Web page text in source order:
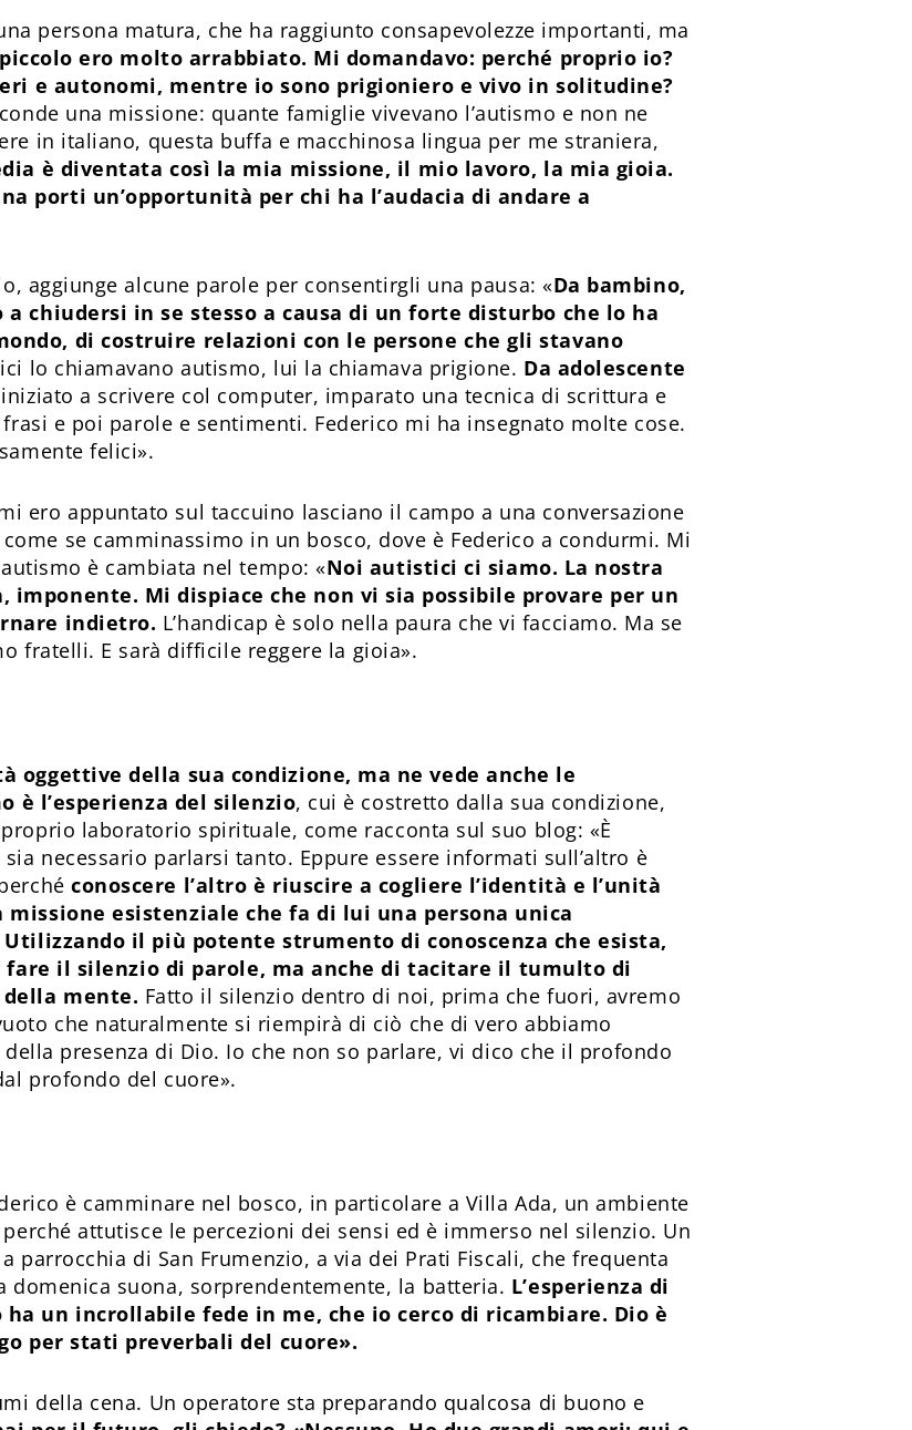
persona matura, che ha raggiunto consapevolezze importanti, ma
ero molto arrabbiato. Mi domandavo: perché proprio io?
e autonomi, mentre io sono prigioniero e vivo in solitudine?
una missione: quante famiglie vivevano l’autismo e non ne
in italiano, questa buffa e macchinosa lingua per me straniera,
è diventata così la mia missione, il mio lavoro, la mia gioia.
porti un’opportunità per chi ha l’audacia di andare a
aggiunge alcune parole per consentirgli una pausa: «Da bambino,
chiudersi in se stesso a causa di un forte disturbo che lo ha
di costruire relazioni con le persone che gli stavano
lo chiamavano autismo, lui la chiamava prigione. Da adolescente
iniziato a scrivere col computer, imparato una tecnica di scrittura e
e poi parole e sentimenti. Federico mi ha insegnato molte cose.
felici».
ero appuntato sul taccuino lasciano il campo a una conversazione
se camminassimo in un bosco, dove è Federico a condurmi. Mi
è cambiata nel tempo: «Noi autistici ci siamo. La nostra
imponente. Mi dispiace che non vi sia possibile provare per un
indietro. L’handicap è solo nella paura che vi facciamo. Ma se
fratelli. E sarà difficile reggere la gioia».
oggettive della sua condizione, ma ne vede anche le
l’esperienza del silenzio, cui è costretto dalla sua condizione,
laboratorio spirituale, come racconta sul suo blog: «È
necessario parlarsi tanto. Eppure essere informati sull’altro è
conoscere l’altro è riuscire a cogliere l’identità e l’unità
esistenziale che fa di lui una persona unica
Utilizzando il più potente strumento di conoscenza che esista,
fare il silenzio di parole, ma anche di tacitare il tumulto di
mente. Fatto il silenzio dentro di noi, prima che fuori, avremo
che naturalmente si riempirà di ciò che di vero abbiamo
presenza di Dio. Io che non so parlare, vi dico che il profondo
profondo del cuore».
è camminare nel bosco, in particolare a Villa Ada, un ambiente
attutisce le percezioni dei sensi ed è immerso nel silenzio. Un
parrocchia di San Frumenzio, a via dei Prati Fiscali, che frequenta
domenica suona, sorprendentemente, la batteria. L’esperienza di
un incrollabile fede in me, che io cerco di ricambiare. Dio è
per stati preverbali del cuore».
della cena. Un operatore sta preparando qualcosa di buono e